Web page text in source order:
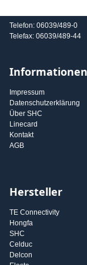
Telefon: 06039/489-0
Telefax: 06039/489-44
Informationen
Impressum
Datenschutzerklärung
Über SHC
Linecard
Kontakt
AGB
Hersteller
TE Connectivity
Hongfa
SHC
Celduc
Delcon